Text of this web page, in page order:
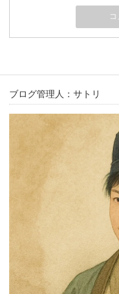
ブログ管理人：サトリ